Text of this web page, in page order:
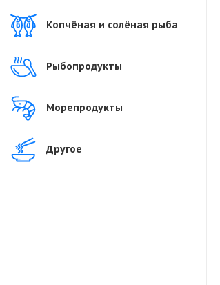
Копчёная и солёная рыба
Рыбопродукты
Морепродукты
Другое